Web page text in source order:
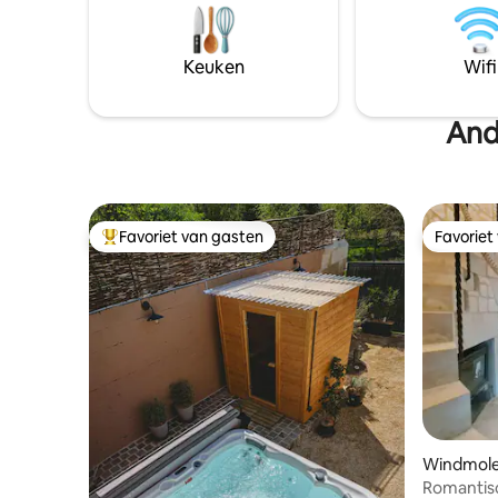
accommodatie is niet aangepast voor
mensen met een handicap van welke
aard dan ook.)
zoveel
tussen
Keuken Wifi
Topfavoriet van gasten
Favoriet van gasten